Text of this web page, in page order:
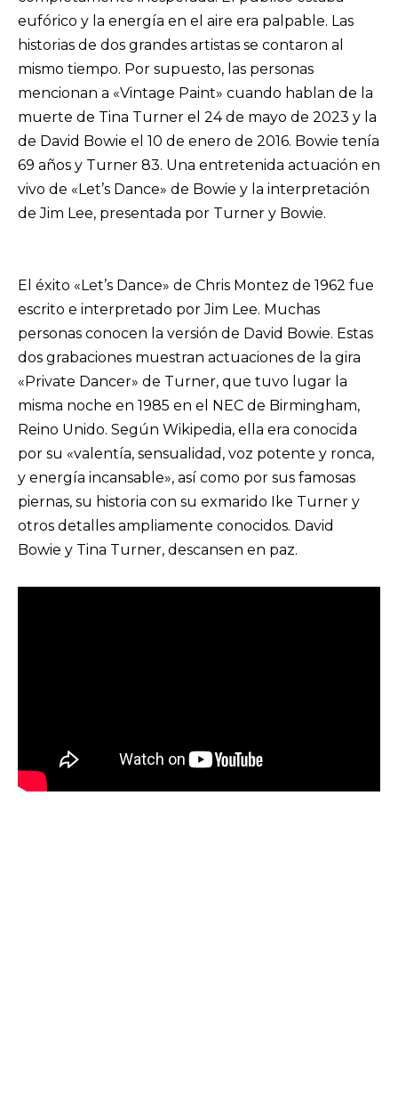
eufórico y la energía en el aire era palpable. Las
historias de dos grandes artistas se contaron al
mismo tiempo. Por supuesto, las personas
mencionan a «Vintage Paint» cuando hablan de la
muerte de Tina Turner el 24 de mayo de 2023 y la
de David Bowie el 10 de enero de 2016. Bowie tenía
69 años y Turner 83. Una entretenida actuación en
vivo de «Let’s Dance» de Bowie y la interpretación
de Jim Lee, presentada por Turner y Bowie.
El éxito «Let’s Dance» de Chris Montez de 1962 fue
escrito e interpretado por Jim Lee. Muchas
personas conocen la versión de David Bowie. Estas
dos grabaciones muestran actuaciones de la gira
«Private Dancer» de Turner, que tuvo lugar la
misma noche en 1985 en el NEC de Birmingham,
Reino Unido. Según Wikipedia, ella era conocida
por su «valentía, sensualidad, voz potente y ronca,
y energía incansable», así como por sus famosas
piernas, su historia con su exmarido Ike Turner y
otros detalles ampliamente conocidos. David
Bowie y Tina Turner, descansen en paz.